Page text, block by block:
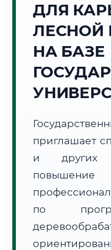
Погода в
🌅 Восход: 05:34
Субъект:
Тел. код:
Почтовые индексы:
🗺️ Зона обслуживания: г.
ДЛЯ
ЛЕСНОЙ
НА БАЗЕ
приглашает
и других
по